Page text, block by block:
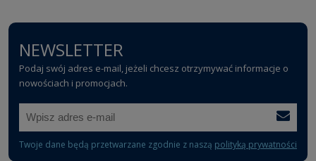
NEWSLETTER
Podaj swój adres e-mail, jeżeli chcesz otrzymywać informacje o
nowościach i promocjach.
Twoje dane będą przetwarzane zgodnie z naszą polityką prywatności